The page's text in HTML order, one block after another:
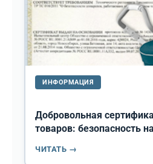
ИНФОРМАЦИЯ
Добровольная
товаров: безопасность
ЧИТАТЬ →